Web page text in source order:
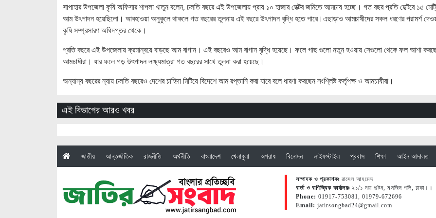
সাপাহার উপজেলা কৃষি অফিসার শাপলা খাতুন বলেন, চলতি বছরে এই উপজেলায় প্রায় ১০ হাজার হেক্টর জমিতে আমচাষ হচ্ছে। গত বছর প্রতি হেক্টরে ১৫
আম উৎপাদন হয়েছিলো। আবহাওয়া অনুকূলে থাকলে গত বছরের তুলনায় এই বছরে উৎপাদন বৃদ্ধি হতে পারে।এছাড়াও আমচাষীদের সকল ধরণের পরামর্শ
কৃষি সম্প্রসারণ অধিদপ্তর থেকে।
প্রতি বছরে এই উপজেলায় ক্রমান্বয়ে বাড়ছে আম বাগান। এই বছরেও আম বাগান বৃদ্ধি হয়েছে। ফলে গাছ গুলো নতুন হওয়ায় সেগুলো থেকে ফল আশা
আমচাষীরা। যার ফলে গড় উৎপাদন লক্ষ্যমাত্রা গত বছরের সাথে তুলনা করা হয়েছে।
অন্যান্য বছরের ন্যায় চলতি বছরেও দেশের চাহিদা মিটিয়ে বিদেশে আম রপ্তানি করা যাবে বলে ধারণা করছেন সংশ্লিষ্ট কর্তৃপক্ষ ও আমচাষীরা।
এই বিভাগের আরও খবর
(current)
জাতীয় আন্তর্জাতিক রাজনীতি অর্থনীতি বাংলাদেশ খেলাধুলা অপরাধ বিনোদন লাইফস্টাইল প্রবাস শিক্ষা আইন আদালত
সম্পাদক ও প্রকাশকঃ রাসেল আহমেদ
বার্তা ও বাণিজ্যিক কার্যালয়ঃ ২১/১ নয়া পল্টন, মসজিদ গলি, ঢাকা।।
Phone: 01917-753081, 01979-672696
Email: jatirsongbad24@gmail.com